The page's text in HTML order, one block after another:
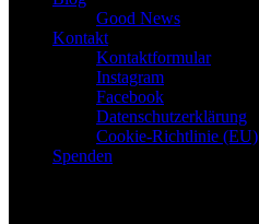
Good News
Kontakt
Kontaktformular
Instagram
Facebook
Datenschutzerklärung
Cookie-Richtlinie (EU)
Spenden